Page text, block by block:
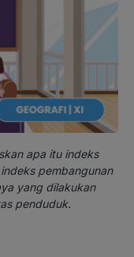
apa itu indeks
pembangunan
yang dilakukan
penduduk.